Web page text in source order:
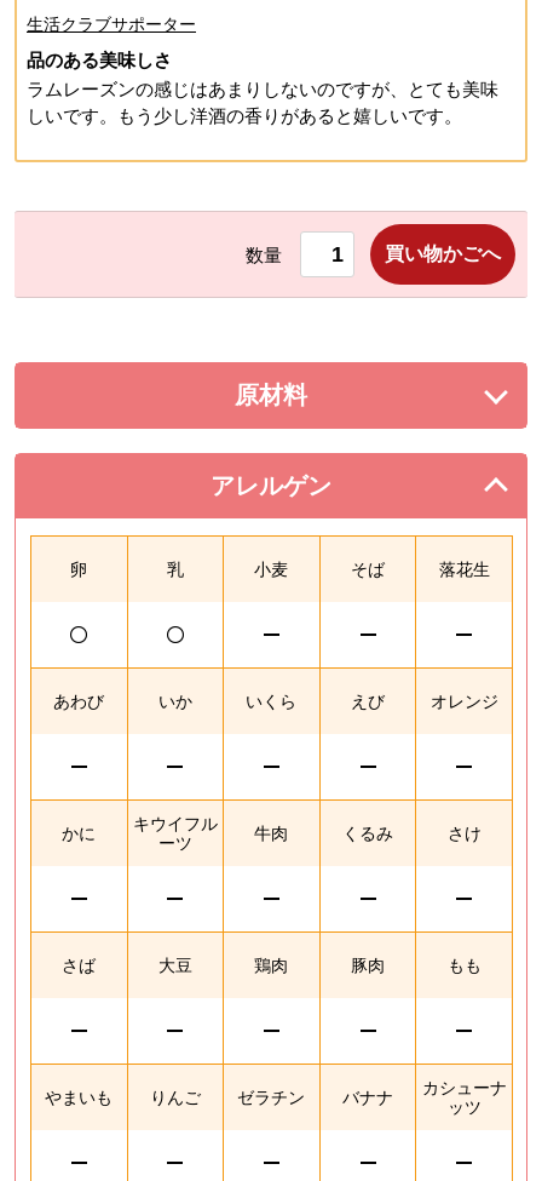
生活クラブサポーター
品のある美味しさ
ラムレーズンの感じはあまりしないのですが、とても美味
しいです。もう少し洋酒の香りがあると嬉しいです。
数量 買い物かごへ
原材料を展開する。
アレルゲン
を閉じる。
卵 乳 小麦 そば 落花生
あわび いか いくら えび オレンジ
かに
キウイフル
ーツ
牛肉 くるみ さけ
さば 大豆 鶏肉 豚肉 もも
やまいも りんご ゼラチン バナナ
カシューナ
ッツ